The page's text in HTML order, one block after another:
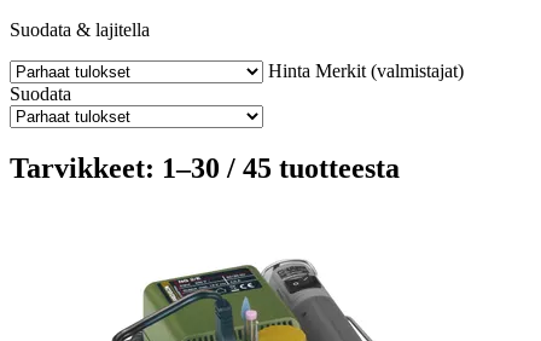
Suodata & lajitella
Hinta Merkit (valmistajat)
Suodata
Tarvikkeet: 1–30 / 45 tuotteesta